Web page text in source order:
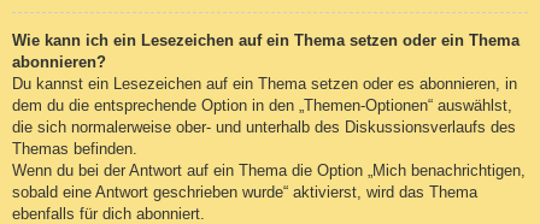
Wie kann ich ein Lesezeichen auf ein Thema setzen oder ein Thema
abonnieren?
Du kannst ein Lesezeichen auf ein Thema setzen oder es abonnieren, in
dem du die entsprechende Option in den „Themen-Optionen“ auswählst,
die sich normalerweise ober- und unterhalb des Diskussionsverlaufs des
Themas befinden.
Wenn du bei der Antwort auf ein Thema die Option „Mich benachrichtigen,
sobald eine Antwort geschrieben wurde“ aktivierst, wird das Thema
ebenfalls für dich abonniert.